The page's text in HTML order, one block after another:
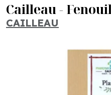
Cailleau -
CAILLEAU